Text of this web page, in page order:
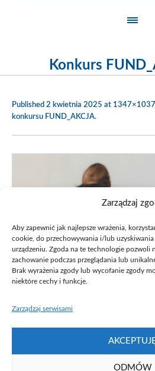
Zarządzaj
Aby zapewnić jak najlepsze wrażenia,
cookie, do przechowywania i/lub
urządzeniu. Zgoda na te technologie pozwoli
zachowanie podczas przeglądania lub
Brak wyrażenia zgody lub wycofanie zgody
niektóre cechy i funkcje.
Zarządzaj serwisami
ODMÓW
Konkurs
Published 2 kwietnia 2025 at
konkursu FUND_AKCJA.